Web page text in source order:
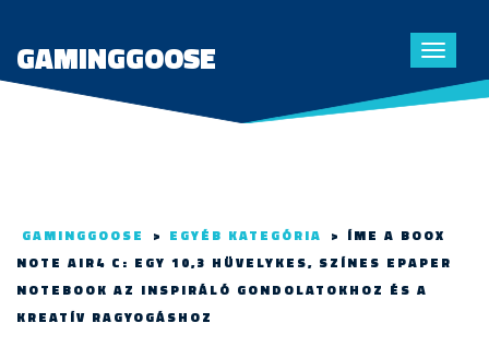
Toggle
GAMINGGOOSE
GAMINGGOOSE > EGYÉB KATEGÓRIA > ÍME A BOOX
NOTE AIR4 C: EGY 10,3 HÜVELYKES, SZÍNES EPAPER
NOTEBOOK AZ INSPIRÁLÓ GONDOLATOKHOZ ÉS A
KREATÍV RAGYOGÁSHOZ